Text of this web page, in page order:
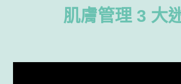
肌膚管理 3 大